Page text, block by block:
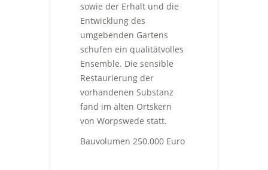
sowie der Erhalt und die
Entwicklung des
umgebenden Gartens
schufen ein qualitätvolles
Ensemble. Die sensible
Restaurierung der
vorhandenen Substanz
fand im alten Ortskern
von Worpswede statt.
Bauvolumen 250.000 Euro